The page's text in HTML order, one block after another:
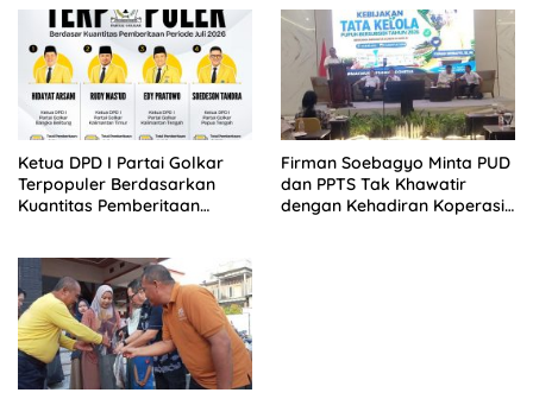
Ketua DPD I Partai Golkar
Terpopuler Berdasarkan
Kuantitas Pemberitaan
Firman Soebagyo Minta PUD
dan PPTS Tak Khawatir
dengan Kehadiran Koperasi